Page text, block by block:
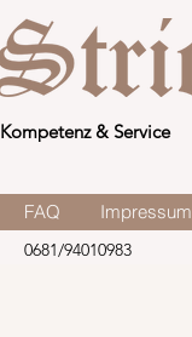
Kompetenz & Service
FAQ Impressum
0681/94010983